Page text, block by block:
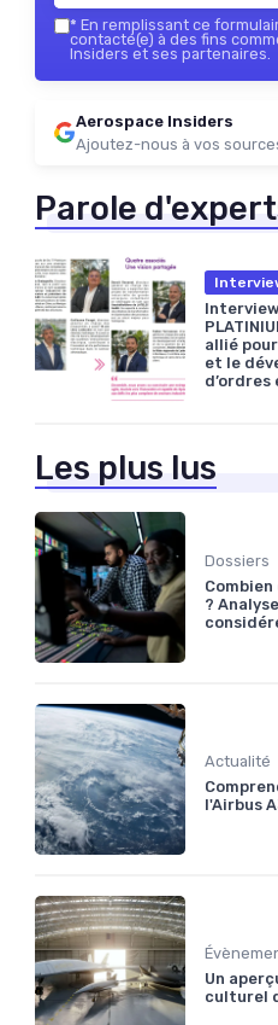
* En remplissant ce
contacté(e) à des fins
Insiders et ses partenaires.
Aerospace Insiders
Ajoutez-nous à vos
Parole
allié
et le
Les plus lus
Dossiers
?
Actualité
l'Airbus
Un
culturel